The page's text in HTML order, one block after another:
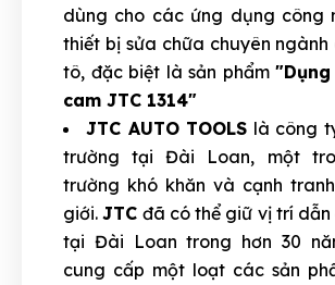
dùng cho các ứng dụng công
thiết bị sửa chữa chuyên
tô, đặc biệt là sản phẩm
cam JTC 1314"
JTC AUTO TOOLS là công
trường tại Đài Loan, một
trường khó khăn và cạnh
giới.JTC đã có thể giữ vị trí
tại Đài Loan trong hơn 30
cung cấp một loạt các sản